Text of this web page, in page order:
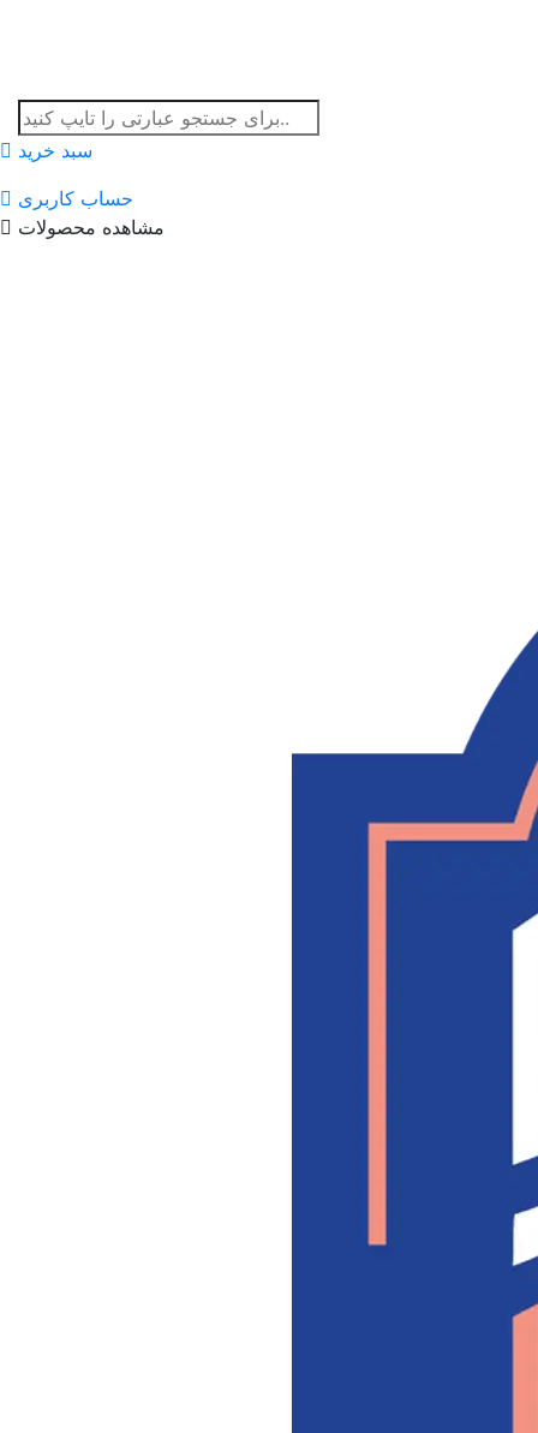
سبد خرید
حساب کاربری
مشاهده محصولات